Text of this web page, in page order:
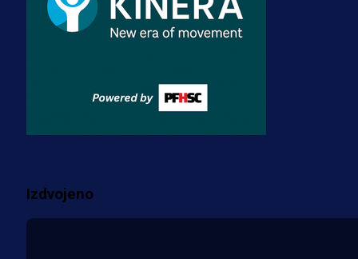
3 sedmica 6 dan
Premijer liga BiH
za pranje novca, pretresaju
prostorije FK Borac!
Izdvojeno